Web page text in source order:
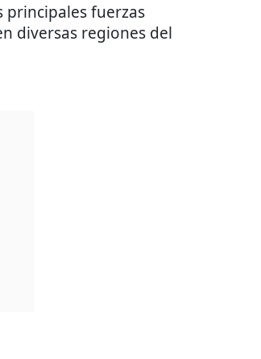
principales fuerzas
diversas regiones del